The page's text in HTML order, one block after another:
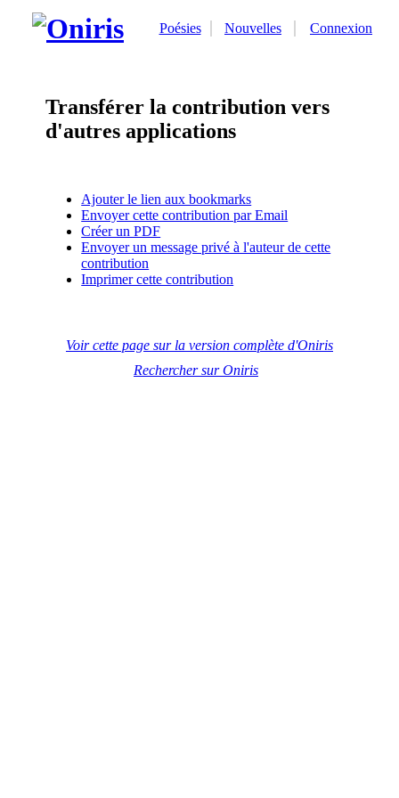
Poésies Nouvelles Connexion
Transférer la contribution vers
d'autres applications
Ajouter le lien aux bookmarks
Envoyer cette contribution par Email
Créer un PDF
Envoyer un message privé à l'auteur de cette
contribution
Imprimer cette contribution
Voir cette page sur la version complète d'Oniris
Rechercher sur Oniris